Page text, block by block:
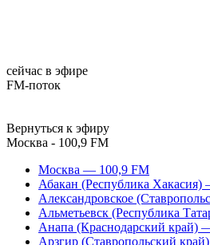
сейчас в эфире
FM-поток
Вернуться к эфиру
Москва - 100,9 FM
Москва — 100,9 FM
Абакан (Республика
Александровское
Альметьевск (Республика
Анапа (Краснодарский край)
Арзгир (Ставропольский